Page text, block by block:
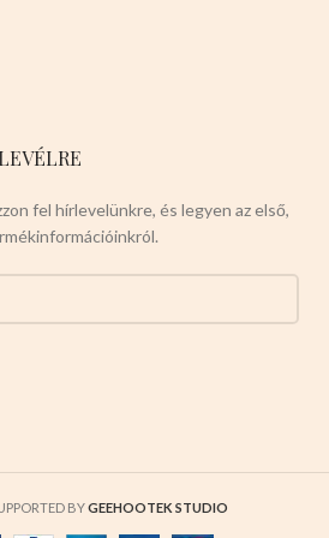
fel hírlevelünkre, és legyen az első,
BYGEEHOOTEK STUDIO